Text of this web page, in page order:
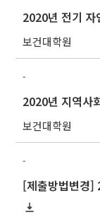
보건대학원
-
보건대학원
-